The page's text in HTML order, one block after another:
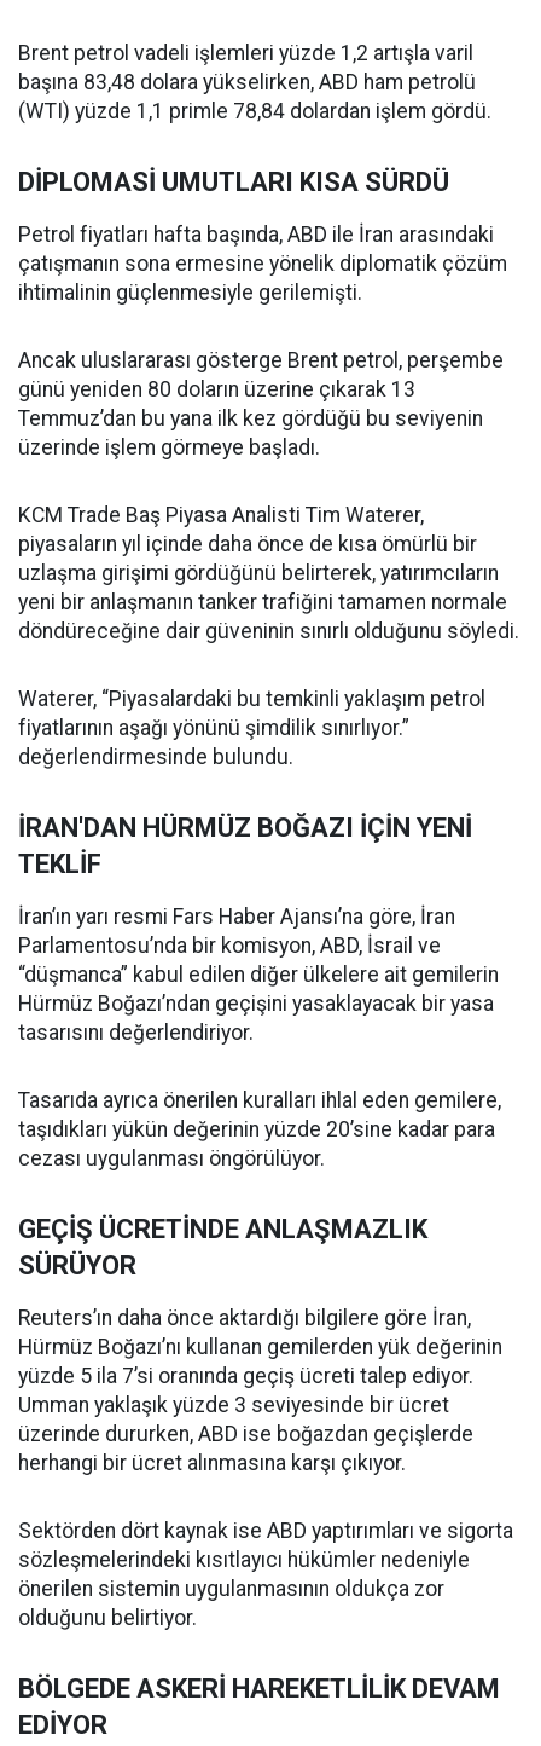
Brent petrol vadeli işlemleri yüzde 1,2 artışla varil
başına 83,48 dolara yükselirken, ABD ham petrolü
(WTI) yüzde 1,1 primle 78,84 dolardan işlem gördü.
DİPLOMASİ UMUTLARI KISA SÜRDÜ
Petrol fiyatları hafta başında, ABD ile İran arasındaki
çatışmanın sona ermesine yönelik diplomatik çözüm
ihtimalinin güçlenmesiyle gerilemişti.
Ancak uluslararası gösterge Brent petrol, perşembe
günü yeniden 80 doların üzerine çıkarak 13
Temmuz’dan bu yana ilk kez gördüğü bu seviyenin
üzerinde işlem görmeye başladı.
KCM Trade Baş Piyasa Analisti Tim Waterer,
piyasaların yıl içinde daha önce de kısa ömürlü bir
uzlaşma girişimi gördüğünü belirterek, yatırımcıların
yeni bir anlaşmanın tanker trafiğini tamamen normale
döndüreceğine dair güveninin sınırlı olduğunu söyledi.
Waterer, “Piyasalardaki bu temkinli yaklaşım petrol
fiyatlarının aşağı yönünü şimdilik sınırlıyor.”
değerlendirmesinde bulundu.
İRAN'DAN HÜRMÜZ BOĞAZI İÇİN YENİ
TEKLİF
İran’ın yarı resmi Fars Haber Ajansı’na göre, İran
Parlamentosu’nda bir komisyon, ABD, İsrail ve
“düşmanca” kabul edilen diğer ülkelere ait gemilerin
Hürmüz Boğazı’ndan geçişini yasaklayacak bir yasa
tasarısını değerlendiriyor.
Tasarıda ayrıca önerilen kuralları ihlal eden gemilere,
taşıdıkları yükün değerinin yüzde 20’sine kadar para
cezası uygulanması öngörülüyor.
GEÇİŞ ÜCRETİNDE ANLAŞMAZLIK
SÜRÜYOR
Reuters’ın daha önce aktardığı bilgilere göre İran,
Hürmüz Boğazı’nı kullanan gemilerden yük değerinin
yüzde 5 ila 7’si oranında geçiş ücreti talep ediyor.
Umman yaklaşık yüzde 3 seviyesinde bir ücret
üzerinde dururken, ABD ise boğazdan geçişlerde
herhangi bir ücret alınmasına karşı çıkıyor.
Sektörden dört kaynak ise ABD yaptırımları ve sigorta
sözleşmelerindeki kısıtlayıcı hükümler nedeniyle
önerilen sistemin uygulanmasının oldukça zor
olduğunu belirtiyor.
BÖLGEDE ASKERİ HAREKETLİLİK DEVAM
EDİYOR